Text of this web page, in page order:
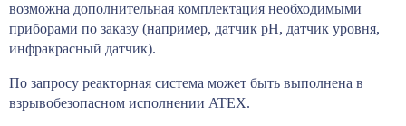
возможна дополнительная комплектация необходимыми
приборами по заказу (например, датчик рН, датчик уровня,
инфракрасный датчик).
По запросу реакторная система может быть выполнена в
взрывобезопасном исполнении ATEX.